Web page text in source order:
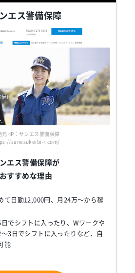
エス警備保障
元HP：サンエス警備保障
sanesukeibi-r.com/
エス警備保障が
おすすめな理由
て日勤12,000円、月24万～から稼
でシフトに入ったり、Wワークや
3日でシフトに入ったりなど、自
能